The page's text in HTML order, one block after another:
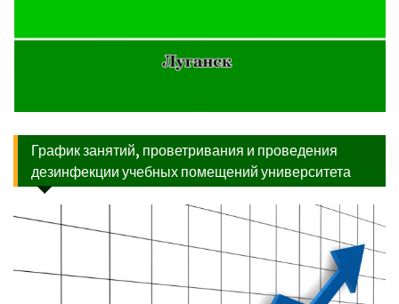
График занятий, проветривания и проведения
дезинфекции учебных помещений университета